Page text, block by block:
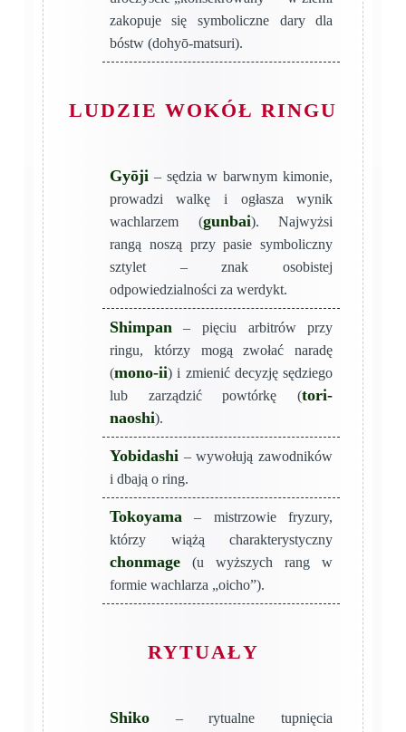
zakopuje się symboliczne dary dla
bóstw (dohyō-matsuri).
LUDZIE WOKÓŁ RINGU
Gyōji – sędzia w barwnym kimonie,
prowadzi walkę i ogłasza wynik
wachlarzem (gunbai). Najwyżsi
rangą noszą przy pasie symboliczny
sztylet – znak osobistej
odpowiedzialności za werdykt.
Shimpan – pięciu arbitrów przy
ringu, którzy mogą zwołać naradę
(mono-ii) i zmienić decyzję sędziego
lub zarządzić powtórkę (tori-
naoshi).
Yobidashi – wywołują zawodników
i dbają o ring.
Tokoyama – mistrzowie fryzury,
którzy wiążą charakterystyczny
chonmage(u wyższych rang w
formie wachlarza „oicho”).
RYTUAŁY
Shiko– rytualne tupnięcia